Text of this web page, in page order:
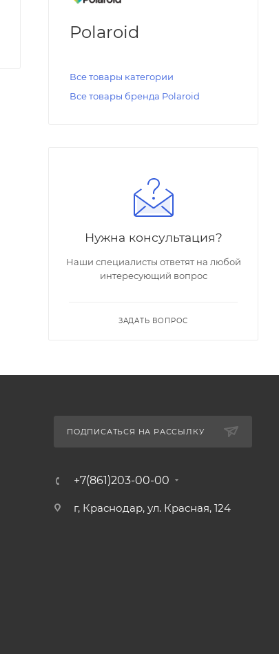
Polaroid
Все товары категории
Все товары бренда Polaroid
Нужна консультация?
Наши специалисты ответят на любой
интересующий вопрос
ЗАДАТЬ ВОПРОС
ПОДПИСАТЬСЯ НА РАССЫЛКУ
+7(861)203-00-00
г, Краснодар, ул. Красная, 124